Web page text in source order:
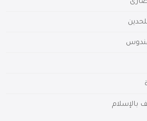
بالإسلام